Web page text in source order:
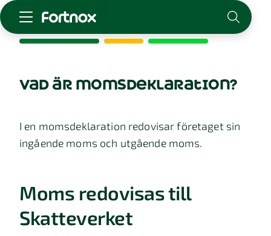
Skaffa Fortnox
För redovisningsbyrån
Logga in
Karriär
Kontakt
vad är momsdeklaration?
I en momsdeklaration redovisar företaget sin
ingående moms och utgående moms.
Moms redovisas till
Skatteverket